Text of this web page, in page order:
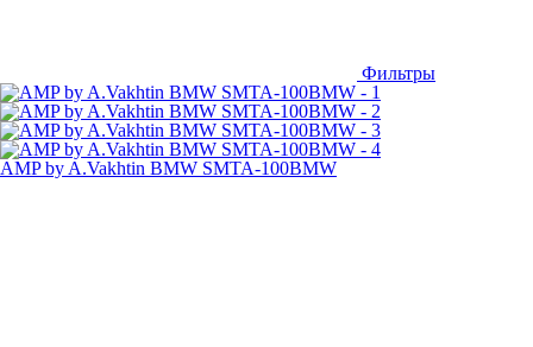
Фильтры
AMP by A.Vakhtin BMW SMTA-100BMW